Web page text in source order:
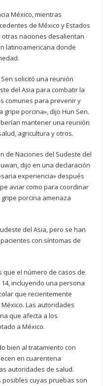
México, mientras
de México y Estados
otras naciones desalientan
latinoamericana donde
solicitó una reunión
del Asia para combatir la
comunes para prevenir y
porcina», dijo Hun Sen.
mantener una reunión
agricultura y otros.
de Naciones del Sudeste del
dijo en una declaración
experiencia» después
aviar como para coordinar
porcina amenaza
del Asia, pero se han
con síntomas de
el número de casos de
incluyendo una persona
que recientemente
Las autoridades
que afecta a los
a México.
bien al tratamiento con
en cuarentena
autoridades de salud.
cuyas pruebas son